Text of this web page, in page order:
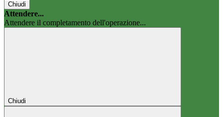
Chiudi
Attendere...
Attendere il completamento dell'operazione...
Chiudi